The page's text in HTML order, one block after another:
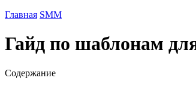
Главная SMM
Гайд по шаблонам
Содержание